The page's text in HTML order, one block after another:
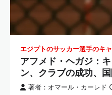
エジプトのサッカー選手のキ
アフメド・ヘガジ：
ン、クラブの成功、
著者：オマール・カーレド